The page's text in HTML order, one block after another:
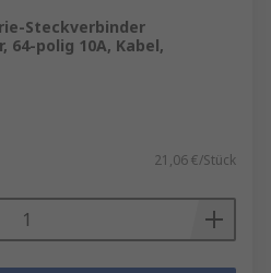
Steckverbinder
polig 10A, Kabel,
21,06 €/Stück